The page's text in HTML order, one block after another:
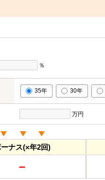
％
35年 30年
万円
ナス(×年2回)
－